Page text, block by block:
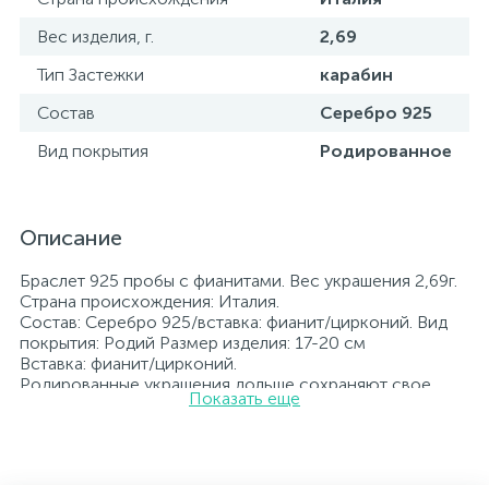
Вес изделия, г.
2,69
Тип Застежки
карабин
Состав
Серебро 925
Вид покрытия
Родированное
Описание
Браслет 925 пробы с фианитами. Вес украшения 2,69г.
Страна происхождения: Италия.
Состав: Серебро 925/вставка: фианит/цирконий. Вид
покрытия: Родий Размер изделия: 17-20 см
Вставка: фианит/цирконий.
Родированные украшения дольше сохраняют свое
первоначальное состояние, а именно цвет и блеск
Показать еще